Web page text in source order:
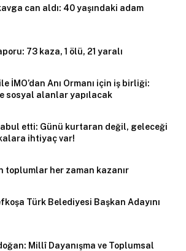
can aldı: 40 yaşındaki adam
73 kaza, 1 ölü, 21 yaralı
İMO’dan Anı Ormanı için iş birliği:
sosyal alanlar yapılacak
kabul etti: Günü kurtaran değil, geleceği
ihtiyaç var!
toplumlar her zaman kazanır
Türk Belediyesi Başkan Adayını
Millî Dayanışma ve Toplumsal